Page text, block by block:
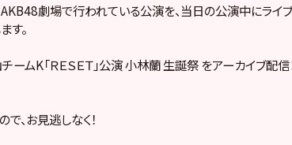
劇場で行われている公演を、当日の公演中にライ
す。
ムK「ＲＥＳＥＴ」公演 小林蘭 生誕祭 をアーカイブ配信
、お見逃しなく！